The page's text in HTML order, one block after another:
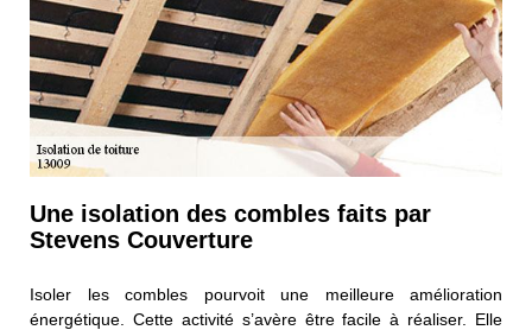
Une isolation des combles faits par
Stevens Couverture
Isoler les combles pourvoit une meilleure amélioration
énergétique. Cette activité s’avère être facile à réaliser. Elle